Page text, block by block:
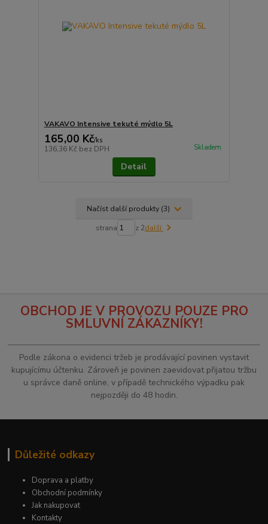
VAKAVO Intensive tekuté mýdlo 5L
165,00 Kč/ks
136,36 Kč bez DPH Skladem
Detail
Načíst další produkty (3)
strana z 2další
OBCHOD JE V PROVOZU POUZE PRO
SMLUVNÍ ZÁKAZNÍKY!
Podle zákona o evidenci tržeb je prodávající povinen vystavit
kupujícímu účtenku. Zároveň je povinen zaevidovat přijatou tržbu
u správce daně online, v případě technického výpadku pak
nejpozději do 48 hodin.
Důležité odkazy
Doprava a platby
Obchodní podmínky
Jak nakupovat
Kontakty